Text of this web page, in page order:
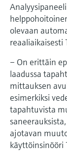
olevaan
reaaliaikaisesti
– On erittäin
laadussa
mittauksen
esimerkiksi
tapahtuvista
ajotavan
käyttöinsinööri